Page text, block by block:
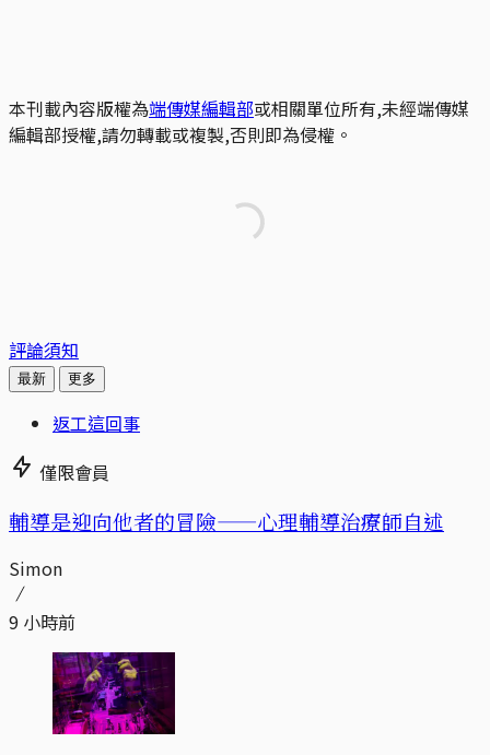
本刊載內容版權為端傳媒編輯部或相關單位所有,未經端傳媒
編輯部授權,請勿轉載或複製,否則即為侵權。
評論須知
最新 更多
返工這回事
僅限會員
輔導是迎向他者的冒險——心理輔導治療師自述
Simon
9 小時前